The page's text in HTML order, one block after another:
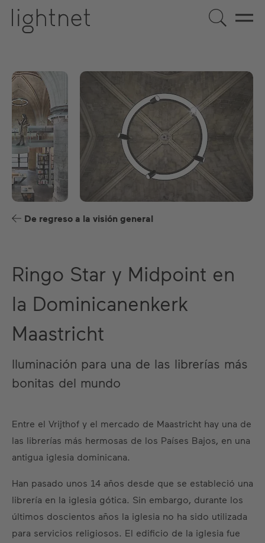
ES DE EN
De regreso a la visión general
Ringo Star y Midpoint en
la Dominicanenkerk
Maastricht
Iluminación para una de las librerías más
bonitas del mundo
Entre el Vrijthof y el mercado de Maastricht hay una de
las librerías más hermosas de los Países Bajos, en una
antigua iglesia dominicana.
Han pasado unos 14 años desde que se estableció una
librería en la iglesia gótica. Sin embargo, durante los
últimos doscientos años la iglesia no ha sido utilizada
para servicios religiosos. El edificio de la iglesia fue